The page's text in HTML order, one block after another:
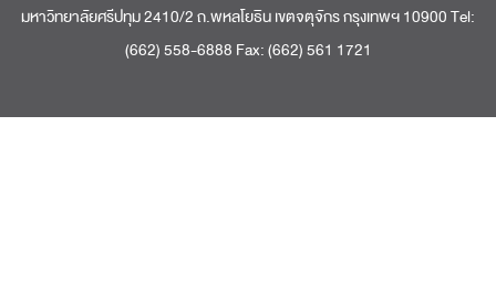
มหาวิทยาลัยศรีปทุม 2410/2 ถ.พหลโยธิน เขตจตุจักร กรุงเทพฯ 10900 Tel:
(662) 558-6888 Fax: (662) 561 1721